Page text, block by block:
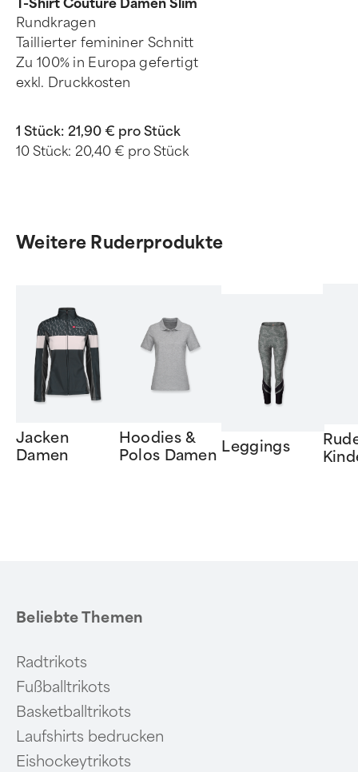
T-Shirt Couture Damen Slim
Rundkragen
Taillierter femininer Schnitt
Zu 100% in Europa gefertigt
exkl. Druckkosten
1 Stück: 21,90 € pro Stück
10 Stück: 20,40 € pro Stück
Weitere Ruderprodukte
Jacken
Damen
Hoodies &
Polos Damen Leggings
Beliebte Themen
Radtrikots
Fußballtrikots
Basketballtrikots
Laufshirts bedrucken
Eishockeytrikots